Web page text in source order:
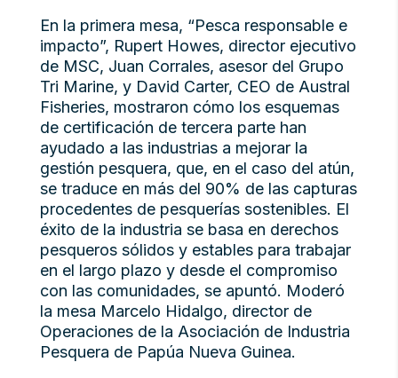
En la primera mesa, “Pesca responsable e
impacto”, Rupert Howes, director ejecutivo
de MSC, Juan Corrales, asesor del Grupo
Tri Marine, y David Carter, CEO de Austral
Fisheries, mostraron cómo los esquemas
de certificación de tercera parte han
ayudado a las industrias a mejorar la
gestión pesquera, que, en el caso del atún,
se traduce en más del 90% de las capturas
procedentes de pesquerías sostenibles. El
éxito de la industria se basa en derechos
pesqueros sólidos y estables para trabajar
en el largo plazo y desde el compromiso
con las comunidades, se apuntó. Moderó
la mesa Marcelo Hidalgo, director de
Operaciones de la Asociación de Industria
Pesquera de Papúa Nueva Guinea.